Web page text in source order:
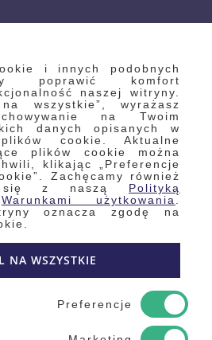
i innych podobnych
poprawić komfort
naszej witryny.
wszystkie”, wyrażasz
na Twoim
danych opisanych w
cookie. Aktualne
plików cookie można
klikając „Preferencje
Zachęcamy również
się z naszą Polityką
Warunkami użytkowania
oznacza zgodę na
NA WSZYSTKIE
Preferencje
pliki cookie